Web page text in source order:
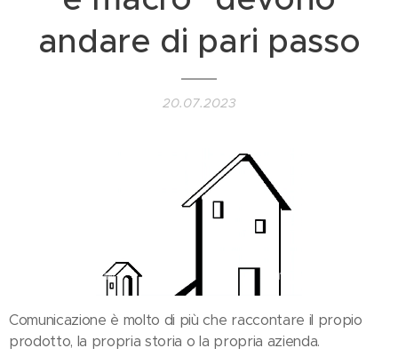
andare di pari passo
20.07.2023
Comunicazione è molto di più che raccontare il propio
prodotto, la propria storia o la propria azienda.